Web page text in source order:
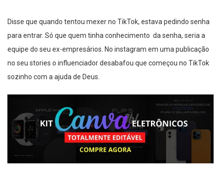
Disse que quando tentou mexer no TikTok, estava pedindo senha
para entrar. Só que quem tinha conhecimento da senha, seria a
equipe do seu ex-empresários. No instagram em uma publicação
no seu stories o influenciador desabafou que começou no TikTok
sozinho com a ajuda de Deus.